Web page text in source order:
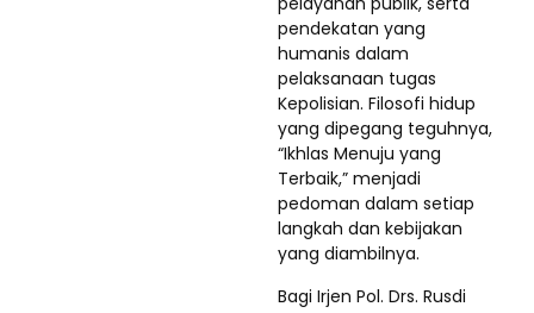
pendekatan yang
humanis dalam
pelaksanaan tugas
Kepolisian. Filosofi hidup
yang dipegang teguhnya,
“Ikhlas Menuju yang
Terbaik,” menjadi
pedoman dalam setiap
langkah dan kebijakan
yang diambilnya.
Bagi Irjen Pol. Drs. Rusdi